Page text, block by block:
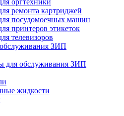
оргтехники
ремонта картриджей
посудомоечных машин
принтеров этикеток
телевизоров
ЗИП
для обслуживания ЗИП
жидкости